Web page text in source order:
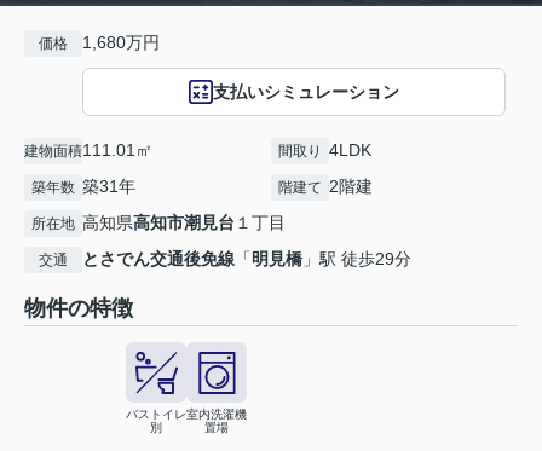
価格 1,680万円
支払いシミュレーション
建物面積111.01㎡ 間取り 4LDK
築年数 築31年 階建て 2階建
所在地 高知県高知市潮見台 １丁目
交通 とさでん交通後免線 「明見橋 」駅 徒歩29分
物件の特徴
バストイレ
別
室内洗濯機
置場